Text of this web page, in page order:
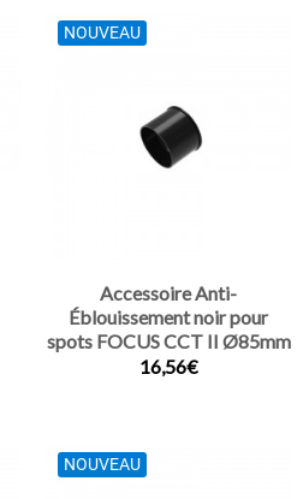
NOUVEAU
Accessoire Anti-
Éblouissement noir pour
spots FOCUS CCT II Ø85mm
16,56€
NOUVEAU